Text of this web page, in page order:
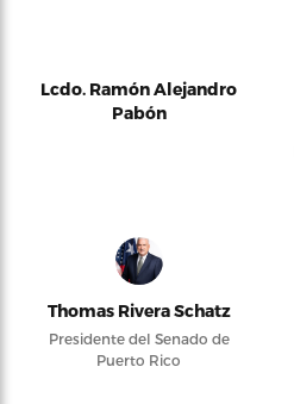
Lcdo. Ramón Alejandro
Pabón
Thomas Rivera Schatz
Presidente del Senado de
Puerto Rico